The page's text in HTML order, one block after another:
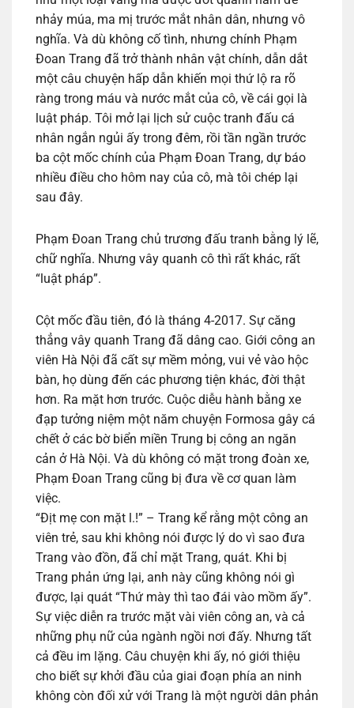
nhảy múa, ma mị trước mắt nhân dân, nhưng vô
nghĩa. Và dù không cố tình, nhưng chính Phạm
Đoan Trang đã trở thành nhân vật chính, dẫn dắt
một câu chuyện hấp dẫn khiến mọi thứ lộ ra rõ
ràng trong máu và nước mắt của cô, về cái gọi là
luật pháp. Tôi mở lại lịch sử cuộc tranh đấu cá
nhân ngắn ngủi ấy trong đêm, rồi tần ngần trước
ba cột mốc chính của Phạm Đoan Trang, dự báo
nhiều điều cho hôm nay của cô, mà tôi chép lại
sau đây.
Phạm Đoan Trang chủ trương đấu tranh bằng lý lẽ,
chữ nghĩa. Nhưng vây quanh cô thì rất khác, rất
“luật pháp”.
Cột mốc đầu tiên, đó là tháng 4-2017. Sự căng
thẳng vây quanh Trang đã dâng cao. Giới công an
viên Hà Nội đã cất sự mềm mỏng, vui vẻ vào hộc
bàn, họ dùng đến các phương tiện khác, đời thật
hơn. Ra mặt hơn trước. Cuộc diễu hành bằng xe
đạp tưởng niệm một năm chuyện Formosa gây cá
chết ở các bờ biển miền Trung bị công an ngăn
cản ở Hà Nội. Và dù không có mặt trong đoàn xe,
Phạm Đoan Trang cũng bị đưa về cơ quan làm
việc.
“Địt mẹ con mặt l.!” – Trang kể rằng một công an
viên trẻ, sau khi không nói được lý do vì sao đưa
Trang vào đồn, đã chỉ mặt Trang, quát. Khi bị
Trang phản ứng lại, anh này cũng không nói gì
được, lại quát “Thứ mày thì tao đái vào mồm ấy”.
Sự việc diễn ra trước mặt vài viên công an, và cả
những phụ nữ của ngành ngồi nơi đấy. Nhưng tất
cả đều im lặng. Câu chuyện khi ấy, nó giới thiệu
cho biết sự khởi đầu của giai đoạn phía an ninh
không còn đối xử với Trang là một người dân phản